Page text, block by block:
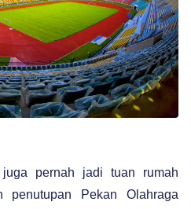
pernah jadi tuan rumah
penutupan Pekan Olahraga